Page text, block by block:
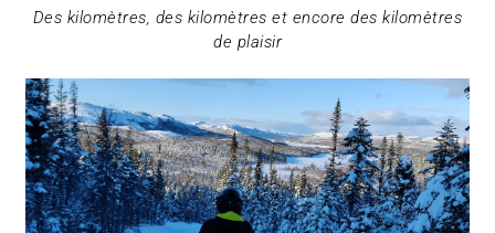
Des kilomètres, des kilomètres et encore des kilomètres
de plaisir